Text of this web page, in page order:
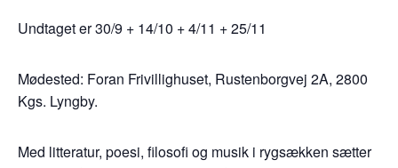
Undtaget er 30/9 + 14/10 + 4/11 + 25/11
Mødested: Foran Frivillighuset, Rustenborgvej 2A, 2800
Kgs. Lyngby.
Med litteratur, poesi, filosofi og musik i rygsækken sætter